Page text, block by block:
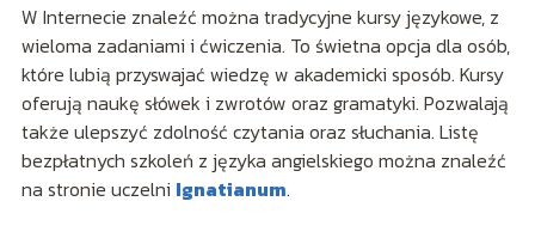
W Internecie znaleźć można tradycyjne kursy językowe, z
wieloma zadaniami i ćwiczenia. To świetna opcja dla osób,
które lubią przyswajać wiedzę w akademicki sposób. Kursy
oferują naukę słówek i zwrotów oraz gramatyki. Pozwalają
także ulepszyć zdolność czytania oraz słuchania. Listę
bezpłatnych szkoleń z języka angielskiego można znaleźć
na stronie uczelni Ignatianum.